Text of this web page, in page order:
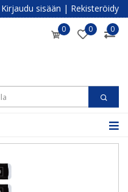
Kirjaudu sisään | Rekisteröidy
0 0 0